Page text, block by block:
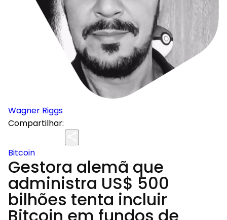
Wagner Riggs
Compartilhar:
Bitcoin
Gestora alemã que
administra US$ 500
bilhões tenta incluir